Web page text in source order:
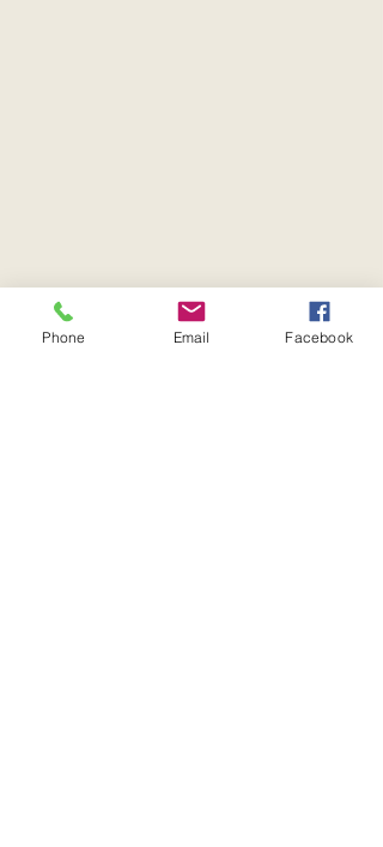
Phone Email Facebook